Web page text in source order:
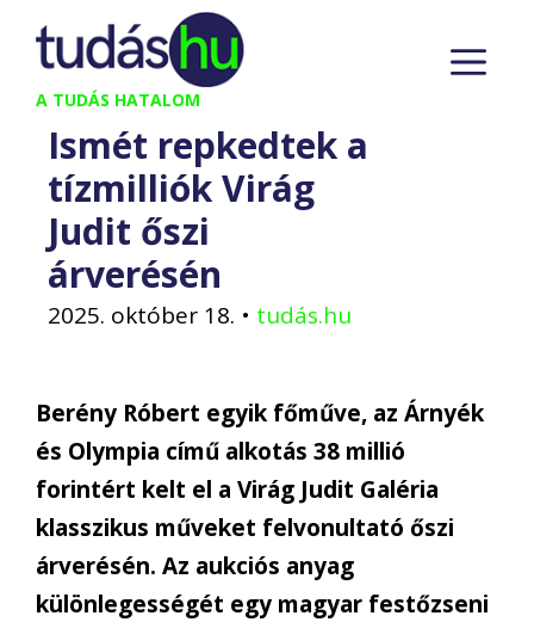
Kilépés
tartalomba
A TUDÁS HATALOM
Ismét repkedtek a
tízmilliók Virág
Judit őszi
árverésén
2025. október 18. • tudás.hu
Berény Róbert egyik főműve, az Árnyék
és Olympia című alkotás 38 millió
forintért kelt el a Virág Judit Galéria
klasszikus műveket felvonultató őszi
árverésén. Az aukciós anyag
különlegességét egy magyar festőzseni